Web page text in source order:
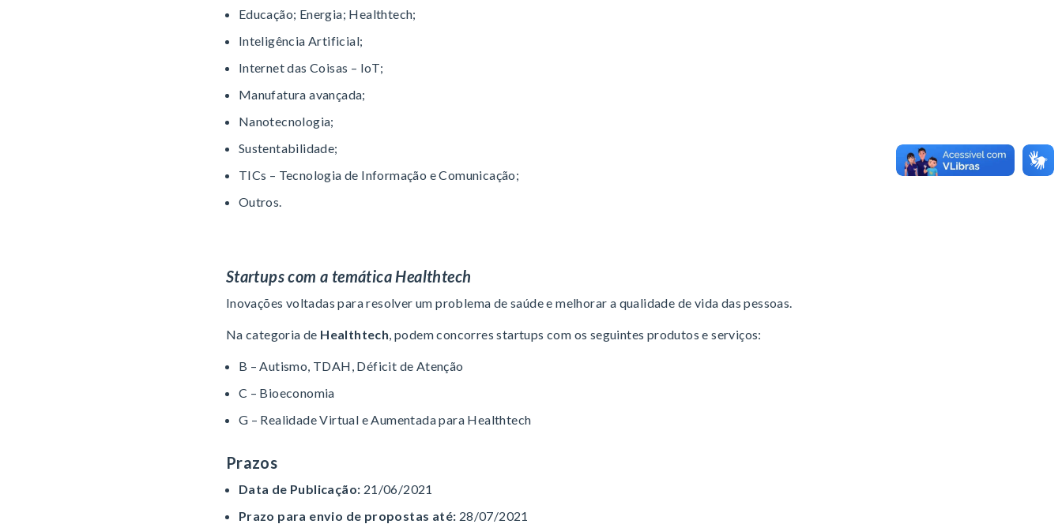
Educação; Energia; Healthtech;
Inteligência Artificial;
Internet das Coisas – IoT;
Manufatura avançada;
Nanotecnologia;
Sustentabilidade;
TICs – Tecnologia de Informação e Comunicação;
Outros.
Startups com a temática Healthtech
Inovações voltadas para resolver um problema de saúde e melhorar a qualidade de vida das pessoas.
Na categoria de Healthtech, podem concorres startups com os seguintes produtos e serviços:
B – Autismo, TDAH, Déficit de Atenção
C – Bioeconomia
G – Realidade Virtual e Aumentada para Healthtech
Prazos
Data de Publicação: 21/06/2021
Prazo para envio de propostas até: 28/07/2021